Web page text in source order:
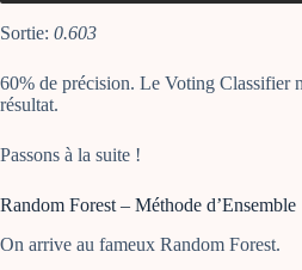
Sortie: 0.603
60% de précision. Le Voting Classifier
résultat.
Passons à la suite !
Random Forest – Méthode d’Ensemble
On arrive au fameux Random Forest.